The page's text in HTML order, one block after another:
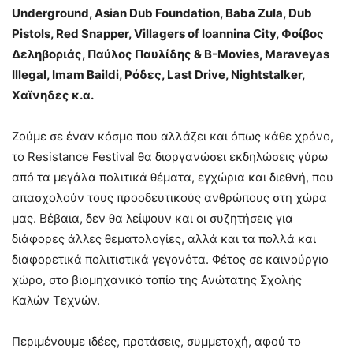
Underground, Asian Dub Foundation, Baba Zula, Dub
Pistols, Red Snapper, Villagers of Ioannina City, Φοίβος
Δεληβοριάς, Παύλος Παυλίδης & Β-Movies, Maraveyas
Illegal, Imam Baildi, Ρόδες, Last Drive, Nightstalker,
Χαϊνηδες κ.α.
Ζούμε σε έναν κόσμο που αλλάζει και όπως κάθε χρόνο,
το Resistance Festival θα διοργανώσει εκδηλώσεις γύρω
από τα μεγάλα πολιτικά θέματα, εγχώρια και διεθνή, που
απασχολούν τους προοδευτικούς ανθρώπους στη χώρα
μας. Βέβαια, δεν θα λείψουν και οι συζητήσεις για
διάφορες άλλες θεματολογίες, αλλά και τα πολλά και
διαφορετικά πολιτιστικά γεγονότα. Φέτος σε καινούργιο
χώρο, στο βιομηχανικό τοπίο της Ανώτατης Σχολής
Καλών Τεχνών.
Περιμένουμε ιδέες, προτάσεις, συμμετοχή, αφού το